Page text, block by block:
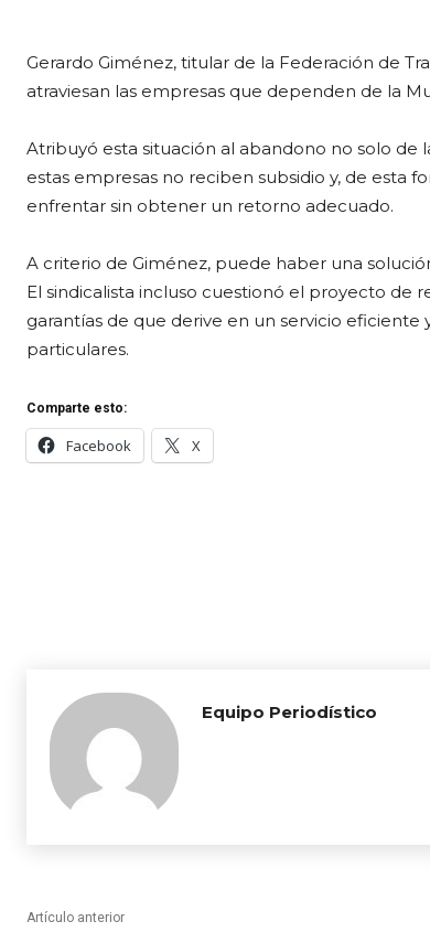
Gerardo Giménez, titular de la Federación de
atraviesan las empresas que dependen de la
Atribuyó esta situación al abandono no solo de
estas empresas no reciben subsidio y, de esta
enfrentar sin obtener un retorno adecuado.
A criterio de Giménez, puede haber una
El sindicalista incluso cuestionó el proyecto de
garantías de que derive en un servicio
particulares.
Comparte esto:
Facebook X
Equipo Periodístico
Artículo anterior